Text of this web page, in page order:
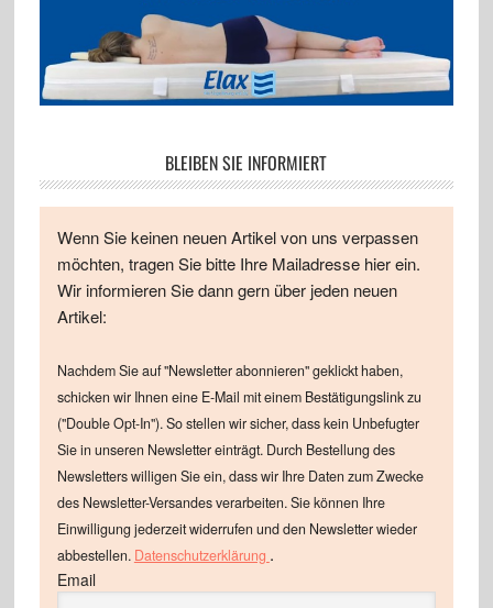
BLEIBEN SIE INFORMIERT
Wenn Sie keinen neuen Artikel von uns verpassen
möchten, tragen Sie bitte Ihre Mailadresse hier ein.
Wir informieren Sie dann gern über jeden neuen
Artikel:
Nachdem Sie auf "Newsletter abonnieren" geklickt haben,
schicken wir Ihnen eine E-Mail mit einem Bestätigungslink zu
("Double Opt-In"). So stellen wir sicher, dass kein Unbefugter
Sie in unseren Newsletter einträgt. Durch Bestellung des
Newsletters willigen Sie ein, dass wir Ihre Daten zum Zwecke
des Newsletter-Versandes verarbeiten. Sie können Ihre
Einwilligung jederzeit widerrufen und den Newsletter wieder
abbestellen. Datenschutzerklärung .
Email